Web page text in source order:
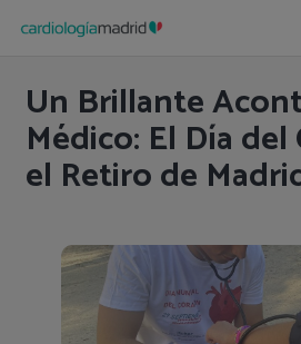
Un Brillante
Médico: El Día del
el Retiro de